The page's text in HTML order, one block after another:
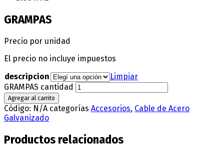
GRAMPAS
Precio por unidad
El precio no incluye impuestos
descripcion
Limpiar
GRAMPAS cantidad
Agregar al carrito
Código: N/A categorías Accesorios, Cable de Acero
Galvanizado
Productos relacionados